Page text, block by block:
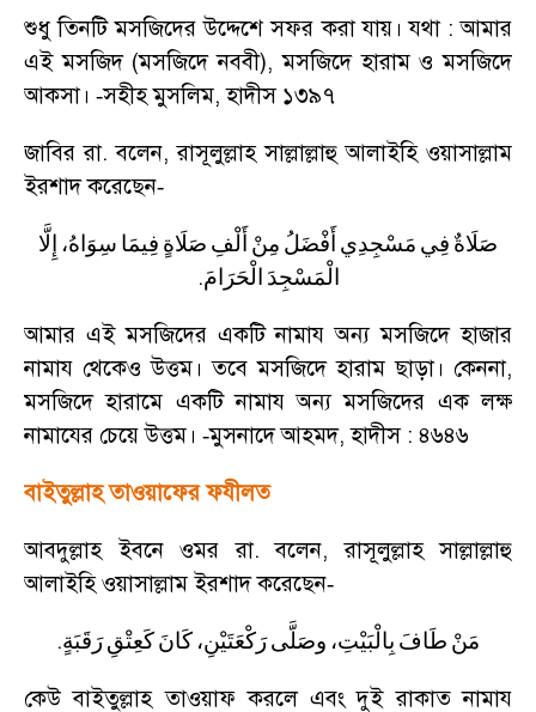
শুধু তিনটি মসজিদের উদ্দেশে সফর করা যায়। যথা : আমার
এই মসজিদ (মসজিদে নববী),মসজিদে হারাম ও মসজিদে
আকসা। -সহীহ মুসলিম,হাদীস ১৩৯৭
জাবির রা. বলেন,রাসূলুল্লাহ সাল্লাল্লাহু আলাইহি ওয়াসাল্লাম
ইরশাদ করেছেন-
صَلَاةٌ فِي مَسْجِدِي أَفْضَلُ مِنْ أَلْفِ صَلَاةٍ فِيمَا سِوَاهُ، إِلَّا
الْمَسْجِدَ الْحَرَامَ.
আমার এই মসজিদের একটি নামায অন্য মসজিদে হাজার
নামায থেকেও উত্তম। তবে মসজিদে হারাম ছাড়া। কেননা,
মসজিদে হারামে একটি নামায অন্য মসজিদের এক লক্ষ
নামাযের চেয়ে উত্তম। -মুসনাদে আহমদ,হাদীস : ৪৬৪৬
বাইতুল্লাহ তাওয়াফের ফযীলত
আবদুল্লাহ ইবনে ওমর রা. বলেন,রাসূলুল্লাহ সাল্লাল্লাহু
আলাইহি ওয়াসাল্লাম ইরশাদ করেছেন-
مَنْ طَافَ بِالْبَيْتِ، وصَلَّىرَكْعَتَيْنِ، كَانَكَعِتْقِرَقَبَةٍ.
কেউ বাইতুল্লাহ তাওয়াফ করলে এবং দুই রাকাত নামায